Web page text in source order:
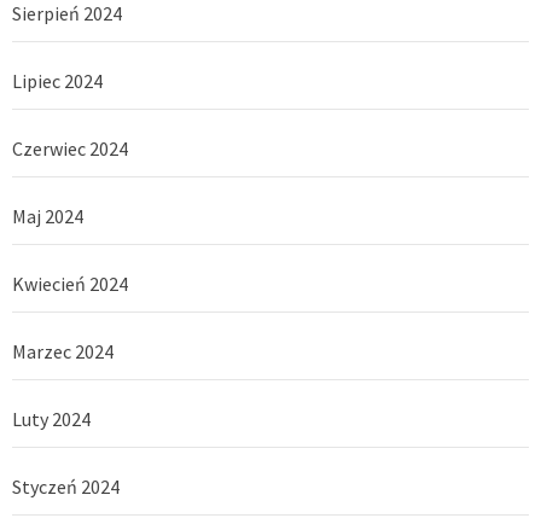
Sierpień 2024
Lipiec 2024
Czerwiec 2024
Maj 2024
Kwiecień 2024
Marzec 2024
Luty 2024
Styczeń 2024